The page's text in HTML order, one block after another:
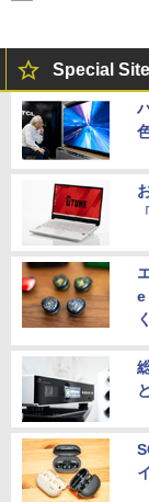
Special Site
e
く